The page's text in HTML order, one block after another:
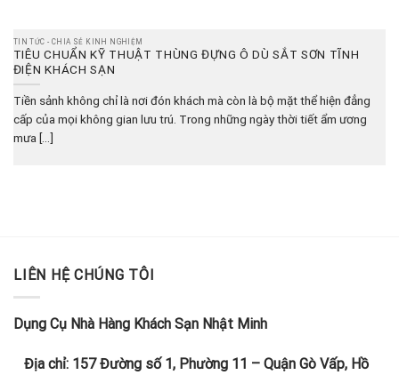
TIN TỨC - CHIA SẺ KINH NGHIỆM
TIÊU CHUẨN KỸ THUẬT THÙNG ĐỰNG Ô DÙ SẮT SƠN TĨNH
ĐIỆN KHÁCH SẠN
Tiền sảnh không chỉ là nơi đón khách mà còn là bộ mặt thể hiện đẳng
cấp của mọi không gian lưu trú. Trong những ngày thời tiết ẩm ương
mưa [...]
LIÊN HỆ CHÚNG TÔI
Dụng Cụ Nhà Hàng Khách Sạn Nhật Minh
Địa chỉ: 157 Đường số 1, Phường 11 – Quận Gò Vấp, Hồ